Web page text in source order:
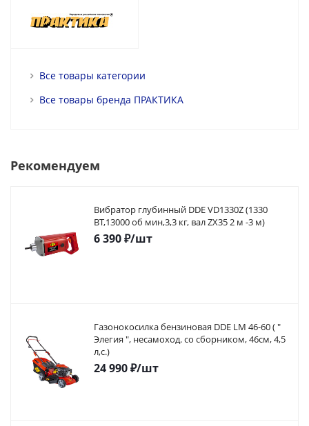
Все товары категории
Все товары бренда ПРАКТИКА
Рекомендуем
Вибратор глубинный DDE VD1330Z (1330
ВТ,13000 об мин,3,3 кг, вал ZX35 2 м -3 м)
6 390₽/шт
Газонокосилка бензиновая DDE LM 46-60 ( "
Элегия ", несамоход. со сборником, 46см, 4,5
л,с.)
24 990₽/шт